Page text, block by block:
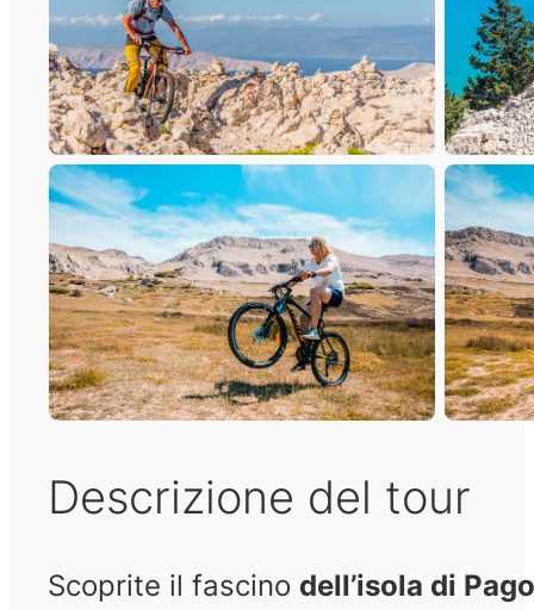
Descrizione del tour
Scoprite il fascino dell’isola di Pago